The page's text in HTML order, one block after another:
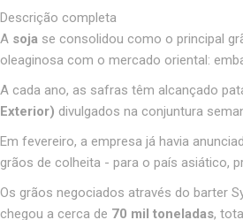
Descrição completa
A soja se consolidou como o principal
oleaginosa com o mercado oriental:
A cada ano, as safras têm alcançado
Exterior) divulgados na conjuntura
Em fevereiro, a empresa já havia
grãos de colheita - para o país asiático,
Os grãos negociados através do barter
chegou a cerca de 70 mil toneladas,